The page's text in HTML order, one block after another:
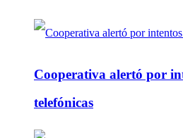
Cooperativa alertó por
telefónicas